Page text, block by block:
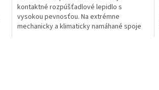
kontaktné rozpúšťadlové lepidlo s
vysokou pevnosťou. Na extrémne
mechanicky a klimaticky namáhané spoje